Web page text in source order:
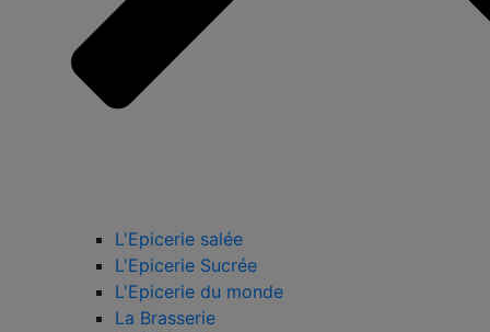
L'Epicerie salée
L'Epicerie Sucrée
L'Epicerie du monde
La Brasserie